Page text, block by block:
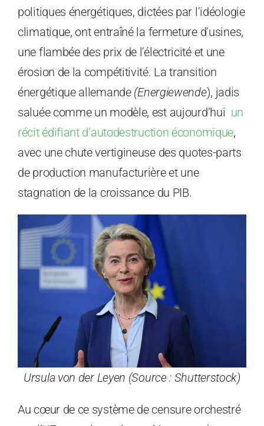
politiques énergétiques, dictées par l’idéologie
climatique, ont entraîné la fermeture d’usines,
une flambée des prix de l’électricité et une
érosion de la compétitivité. La transition
énergétique allemande (Energiewende), jadis
saluée comme un modèle, est aujourd’hui un
récit édifiant d’autodestruction économique,
avec une chute vertigineuse des quotes-parts
de production manufacturière et une
stagnation de la croissance du PIB.
Ursula von der Leyen (Source : Shutterstock)
Au cœur de ce système de censure orchestré